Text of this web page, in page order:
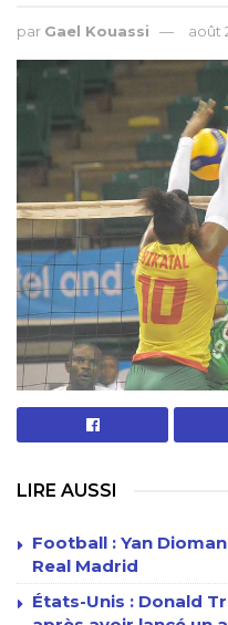
par Gael Kouassi août
LIRE AUSSI
Football : Yan
Real Madrid
États-Unis : Donald